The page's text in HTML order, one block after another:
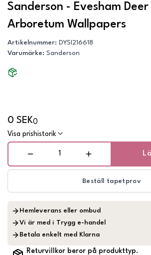
Sanderson - Evesham Deer
Arboretum Wallpapers
Artikelnummer: DYSI216618
Varumärke: Sanderson
0 SEK0
Visa prishistorik
Beställ tapetprov
Hemleverans eller ombud
Vi är med i Trygg e-handel
Betala enkelt med Klarna
Returvillkor beror på produkttyp.